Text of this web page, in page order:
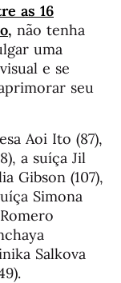
as 16
não tenha
uma
e se
seu
Aoi Ito (87),
a suíça Jil
Gibson (107),
Simona
Salkova